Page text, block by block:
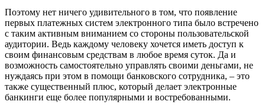
Поэтому нет ничего удивительного в том, что появление
первых платежных систем электронного типа было встречено
с таким активным вниманием со стороны пользовательской
аудитории. Ведь каждому человеку хочется иметь доступ к
своим финансовым средствам в любое время суток. Да и
возможность самостоятельно управлять своими деньгами, не
нуждаясь при этом в помощи банковского сотрудника, – это
также существенный плюс, который делает электронные
банкинги еще более популярными и востребованными.